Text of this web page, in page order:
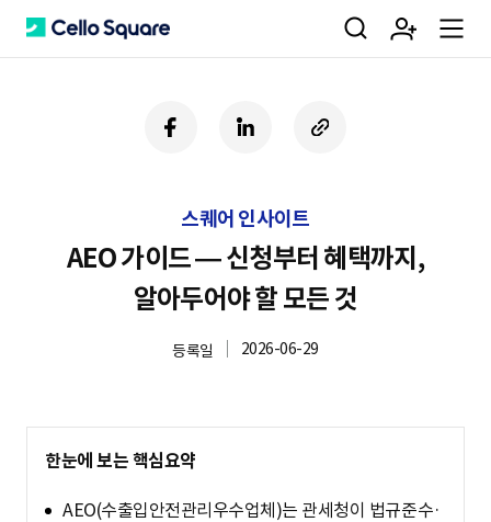
C 검 회 m
페
이
크
U
R
하
기
스퀘어 인사이트
AEO 가이드 — 신청부터 혜택까지,
알아두어야 할 모든 것
등록일 2026-06-29
한눈에 보는 핵심요약
AEO(수출입안전관리우수업체)는 관세청이 법규준수·